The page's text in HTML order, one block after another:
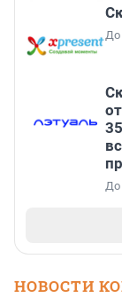
До
До
НОВОСТИ